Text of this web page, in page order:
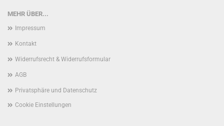
MEHR ÜBER...
Impressum
Kontakt
Widerrufsrecht & Widerrufsformular
AGB
Privatsphäre und Datenschutz
Cookie Einstellungen